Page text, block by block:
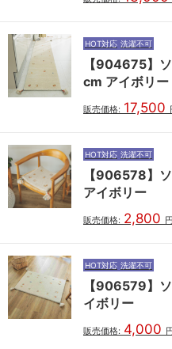
HOT対応 洗濯不可
【904675】
cm アイボリー
販売価格: 17,500
HOT対応 洗濯不可
【906578】
アイボリー
販売価格: 2,800 円
HOT対応 洗濯不可
【906579】
イボリー
販売価格: 4,000